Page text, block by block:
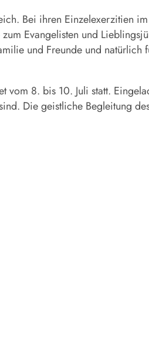
Bei ihren Einzelexerzitien
Evangelisten und
und Freunde und natürlich
vom 8. bis 10. Juli statt.
Die geistliche Begleitung